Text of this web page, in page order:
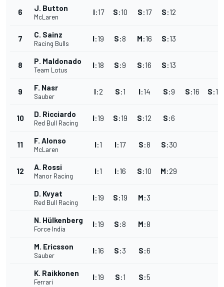
6 J. Button
McLaren
I:17 S:10 S:17 S:12
7 C. Sainz
Racing Bulls
I:19 S:8 M:16 S:13
8 P. Maldonado
Team Lotus
I:18 S:9 S:16 S:13
9 F. Nasr
Sauber
I:2 S:1 I:14 S:9 S:16 S:14
10 D. Ricciardo
Red Bull Racing
I:19 S:19 S:12 S:6
11 F. Alonso
McLaren
I:1 I:17 S:8 S:30
12 A. Rossi
Manor Racing
I:1 I:16 S:10 M:29
D. Kvyat
Red Bull Racing
I:19 S:19 M:3
N. Hülkenberg
Force India
I:19 S:8 M:8
M. Ericsson
Sauber
I:16 S:3 S:6
K. Raikkonen
Ferrari
I:19 S:1 S:5